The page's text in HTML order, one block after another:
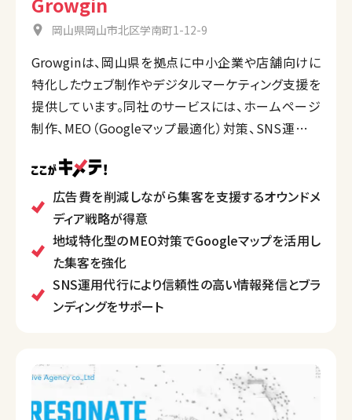
岡山県岡山市北区学南町1-12-9
Growginは、岡山県を拠点に中小企業や店舗向けに
特化したウェブ制作やデジタルマーケティング支援を
提供しています。同社のサービスには、ホームページ
制作、MEO（Googleマップ最適化）対策、SNS運用代
特に、広告費を抑えた集客やブランディングを実現する
「オウンドメディア」を活用した戦略に強みを持ち、顧客
との長期的なパートナーシップを重視しています。地
域密着型のアプローチとデジタル技術を融合させた
効率的な集客支援を行っています。
広告費を削減しながら集客を支援するオウンドメ
ディア戦略が得意
地域特化型のMEO対策でGoogleマップを活用し
た集客を強化
SNS運用代行により信頼性の高い情報発信とブラ
ンディングをサポート